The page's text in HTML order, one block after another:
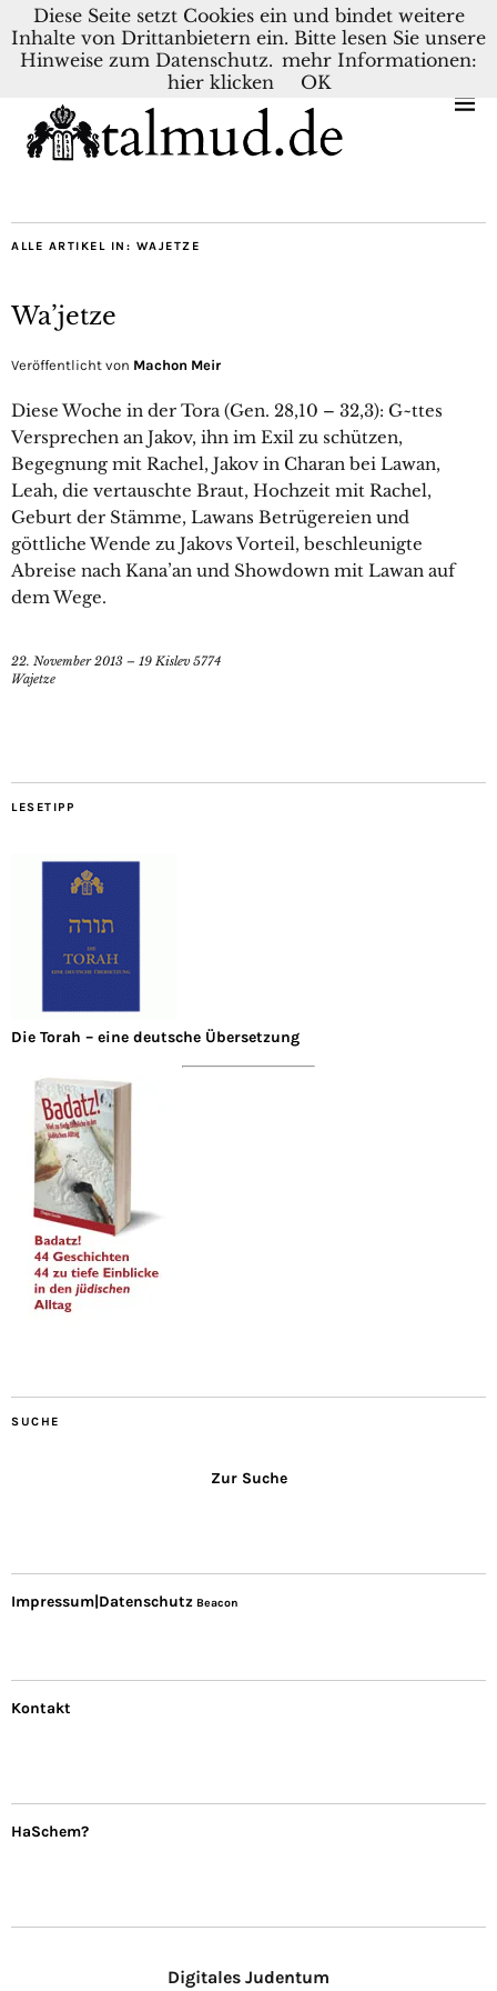
KONTAKT BLOG DEUTSCH NEDERLANDS
ALLE ARTIKEL IN: WAJETZE
Wa’jetze
Veröffentlicht von Machon Meir
Diese Woche in der Tora (Gen. 28,10 – 32,3): G~ttes
Versprechen an Jakov, ihn im Exil zu schützen,
Begegnung mit Rachel, Jakov in Charan bei Lawan,
Leah, die vertauschte Braut, Hochzeit mit Rachel,
Geburt der Stämme, Lawans Betrügereien und
göttliche Wende zu Jakovs Vorteil, beschleunigte
Abreise nach Kana’an und Showdown mit Lawan auf
dem Wege.
22. November 2013 – 19 Kislev 5774
Wajetze
LESETIPP
Die Torah – eine deutsche Übersetzung
SUCHE
Zur Suche
Impressum|Datenschutz Beacon
Kontakt
HaSchem?
Digitales Judentum
Diese Seite setzt Cookies ein und bindet weitere
Inhalte von Drittanbietern ein. Bitte lesen Sie unsere
Hinweise zum Datenschutz. mehr Informationen:
hier klicken
OK